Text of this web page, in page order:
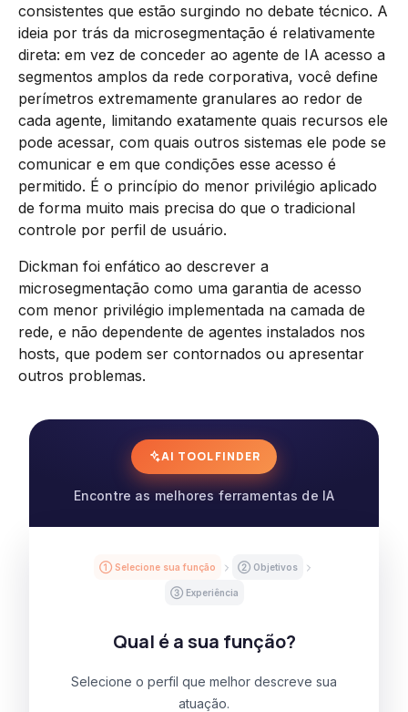
consistentes que estão surgindo no debate técnico. A
ideia por trás da microsegmentação é relativamente
direta: em vez de conceder ao agente de IA acesso a
segmentos amplos da rede corporativa, você define
perímetros extremamente granulares ao redor de
cada agente, limitando exatamente quais recursos ele
pode acessar, com quais outros sistemas ele pode se
comunicar e em que condições esse acesso é
permitido. É o princípio do menor privilégio aplicado
de forma muito mais precisa do que o tradicional
controle por perfil de usuário.
Dickman foi enfático ao descrever a
microsegmentação como uma garantia de acesso
com menor privilégio implementada na camada de
rede, e não dependente de agentes instalados nos
hosts, que podem ser contornados ou apresentar
outros problemas.
AI TOOL FINDER
Encontre as melhores ferramentas de IA
① Selecione sua função ② Objetivos
③ Experiência
Qual é a sua função?
Selecione o perfil que melhor descreve sua
atuação.